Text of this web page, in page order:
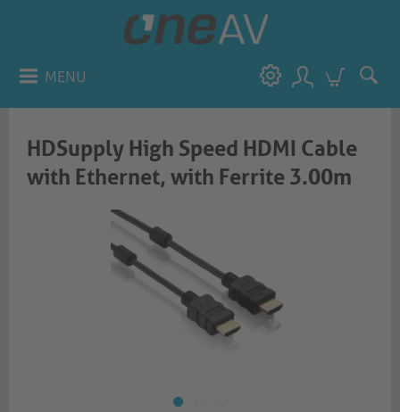
MENU
HDSupply High Speed HDMI Cable
with Ethernet, with Ferrite 3.00m